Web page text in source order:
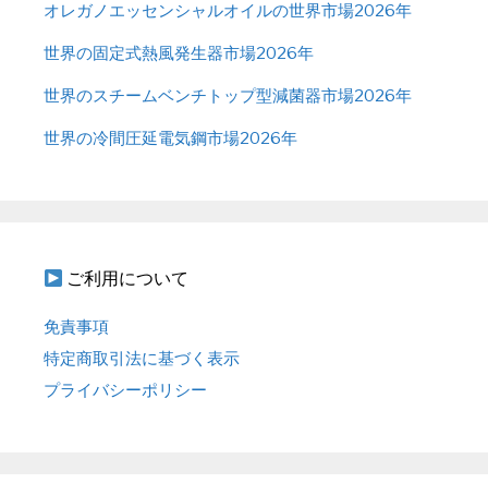
オレガノエッセンシャルオイルの世界市場2026年
世界の固定式熱風発生器市場2026年
世界のスチームベンチトップ型減菌器市場2026年
世界の冷間圧延電気鋼市場2026年
ご利用について
免責事項
特定商取引法に基づく表示
プライバシーポリシー